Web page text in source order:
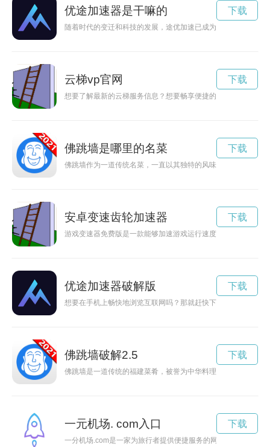
优途加速器是干嘛的
随着时代的变迁和科技的发展，途优加速已成为推动社会进步
下载
云梯vp官网
想要了解最新的云梯服务信息？想要畅享便捷的服务体验？只
下载
佛跳墙是哪里的名菜
佛跳墙作为一道传统名菜，一直以其独特的风味和烹饪技巧闻
下载
安卓变速齿轮加速器
游戏变速器免费版是一款能够加速游戏运行速度的工具软件，
下载
优途加速器破解版
想要在手机上畅快地浏览互联网吗？那就赶快下载优途加速器
下载
佛跳墙破解2.5
佛跳墙是一道传统的福建菜肴，被誉为中华料理之王。2023年
下载
一元机场. com入口
一分机场.com是一家为旅行者提供便捷服务的网站，让您的出
下载